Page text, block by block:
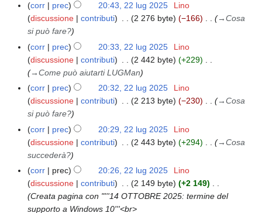
a
m
d
i
f
i
c
a
t
o
d
e
l
l
m
o
i
f
i
c
a
e
t
t
o
d
e
l
l
a
o
d
f
i
c
g
g
e
t
t
o
d
e
l
l
a
d
i
f
2
u
corr prec 20:43, 22 lug 2025
Lino
discussione
contributi 2 276 byte −166 →Cosa
si può fare?
corr
prec 20:33, 22 lug 2025
Lino
discussione
contributi 2 442 byte
+229
→Come può aiutarti LUGMan
corr
prec 20:32, 22 lug 2025
Lino
discussione
contributi 2 213 byte −230 →Cosa
si può fare?
corr
prec 20:29, 22 lug 2025
Lino
discussione
contributi 2 443 byte +294 →Cosa
succederà?
corr
prec 20:26, 22 lug 2025
Lino
discussione
contributi 2 149 byte
+2 149
Creata pagina con "'''14 OTTOBRE 2025: termine del
supporto a Windows 10'''<br>